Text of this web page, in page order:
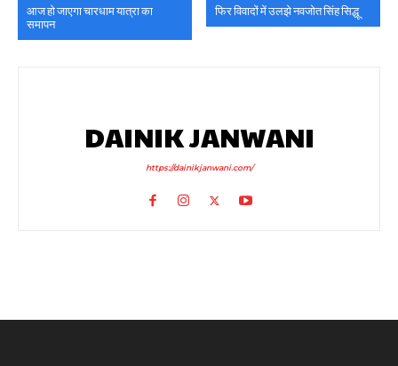
आज हो जाएगा चारधाम यात्रा का
समापन
फिर विवादों में उलझे नवजोत सिंह सिद्धू
DAINIK JANWANI
https://dainikjanwani.com/